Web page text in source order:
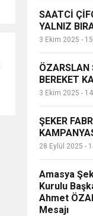
SAATCİ
YALNIZ
3 Ekim 2025 -
ÖZARSLAN
BEREKET
3 Ekim 2025 -
ŞEKER
28 Eylül 2025 -
Amasya
Kurulu
Ahmet
Mesajı